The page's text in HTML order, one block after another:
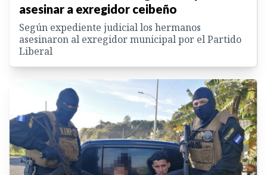
asesinar a exregidor ceibeño
Según expediente judicial los hermanos
asesinaron al exregidor municipal por el Partido
Liberal